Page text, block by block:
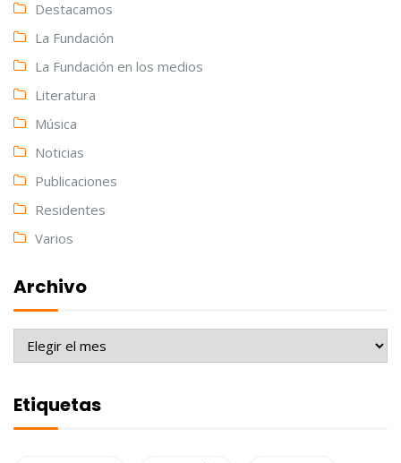
Destacamos
La Fundación
La Fundación en los medios
Literatura
Música
Noticias
Publicaciones
Residentes
Varios
Archivo
Archivo
Etiquetas